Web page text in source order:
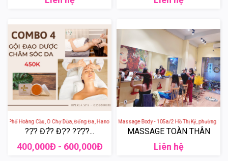
Phố Hoàng Cầu, Ô Chợ Dừa, Đống Đa, Hanoi, Vietnam
??̣̂? Đ?̂̀? Đ?̣? ??̛?̛̣?...
400,000Đ - 600,000Đ
Gội Đầu Dưỡng Sinh Massage Body - 105a/2 Hồ Thị Kỷ, phường 1,
MASSAGE TOÀN THÂN
Liên hệ